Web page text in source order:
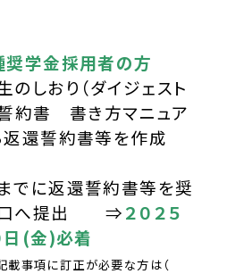
奨学金採用者の方
しおり（ダイジェスト
誓約書 書き方マニュア
返還誓約書等を作成
でに返還誓約書等を奨
口へ提出 ⇒２０２５
(金)必着
事項に訂正が必要な方は（